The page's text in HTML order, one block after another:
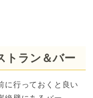
トラン＆バー
に行っておくと良い